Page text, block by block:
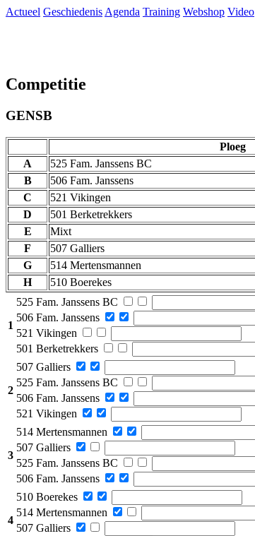
Actueel Geschiedenis Agenda Training Webshop Video
Competitie
GENSB
Ploeg
A
525 Fam. Janssens BC
B
506 Fam. Janssens
C
521 Vikingen
D
501 Berketrekkers
E
Mixt
F
507 Galliers
G
514 Mertensmannen
H
510 Boerekes
1
525 Fam. Janssens BC
506 Fam. Janssens
521 Vikingen
501 Berketrekkers
2
507 Galliers
525 Fam. Janssens BC
506 Fam. Janssens
521 Vikingen
3
514 Mertensmannen
507 Galliers
525 Fam. Janssens BC
506 Fam. Janssens
4
510 Boerekes
514 Mertensmannen
507 Galliers